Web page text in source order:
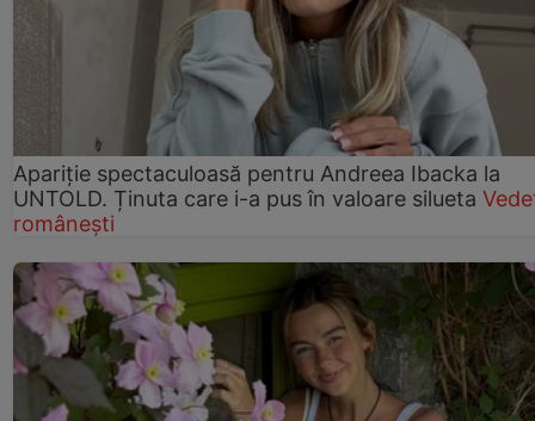
Apariție spectaculoasă pentru Andreea Ibacka la
UNTOLD. Ținuta care i-a pus în valoare silueta
românești